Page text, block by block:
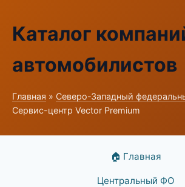
Каталог
автомобилистов
Главная » Северо-Западный
Сервис-центр Vector Premium
🏠 Главная
Центральный ФО